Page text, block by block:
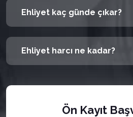
Ehliyet kaç günde çıkar?
Ehliyet harcı ne kadar?
Ön Kayıt